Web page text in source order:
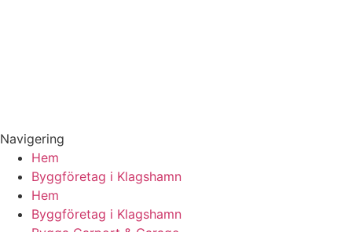
Navigering
Hem
Byggföretag i Klagshamn
Hem
Byggföretag i Klagshamn